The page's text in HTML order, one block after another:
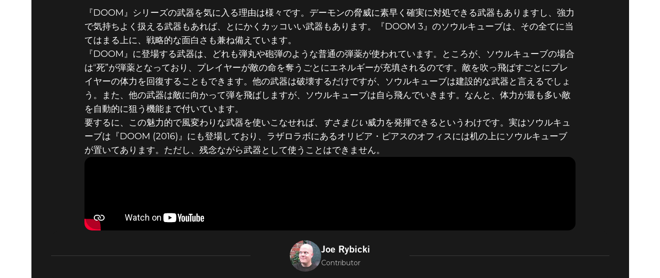
DOOM® Eternal 2019年6月04日
DOOMの歴代武器 トップ5 - 4.ソウ
ルキューブ
『DOOM』シリーズの武器を気に入る理由は様々です。デーモンの脅威に素早く確実に対処できる武器もありますし、強力
で気持ちよく扱える武器もあれば、とにかくカッコいい武器もあります。『DOOM 3』のソウルキューブは、その全てに当
てはまる上に、戦略的な面白さも兼ね備えています。
『DOOM』に登場する武器は、どれも弾丸や砲弾のような普通の弾薬が使われています。ところが、ソウルキューブの場合
は“死”が弾薬となっており、プレイヤーが敵の命を奪うごとにエネルギーが充填されるのです。敵を吹っ飛ばすごとにプレ
イヤーの体力を回復することもできます。他の武器は破壊するだけですが、ソウルキューブは建設的な武器と言えるでしょ
う。また、他の武器は敵に向かって弾を飛ばしますが、ソウルキューブは自ら飛んでいきます。なんと、体力が最も多い敵
を自動的に狙う機能まで付いています。
要するに、この魅力的で風変わりな武器を使いこなせれば、
すさまじい威力を発揮できるというわけです。実はソウルキュ
ーブは『DOOM (2016)』にも登場しており、ラザロラボにあるオリビア・ピアスのオフィスには机の上にソウルキューブ
が置いてあります。ただし、残念ながら武器として使うことはできません。
Joe Rybicki
Contributor